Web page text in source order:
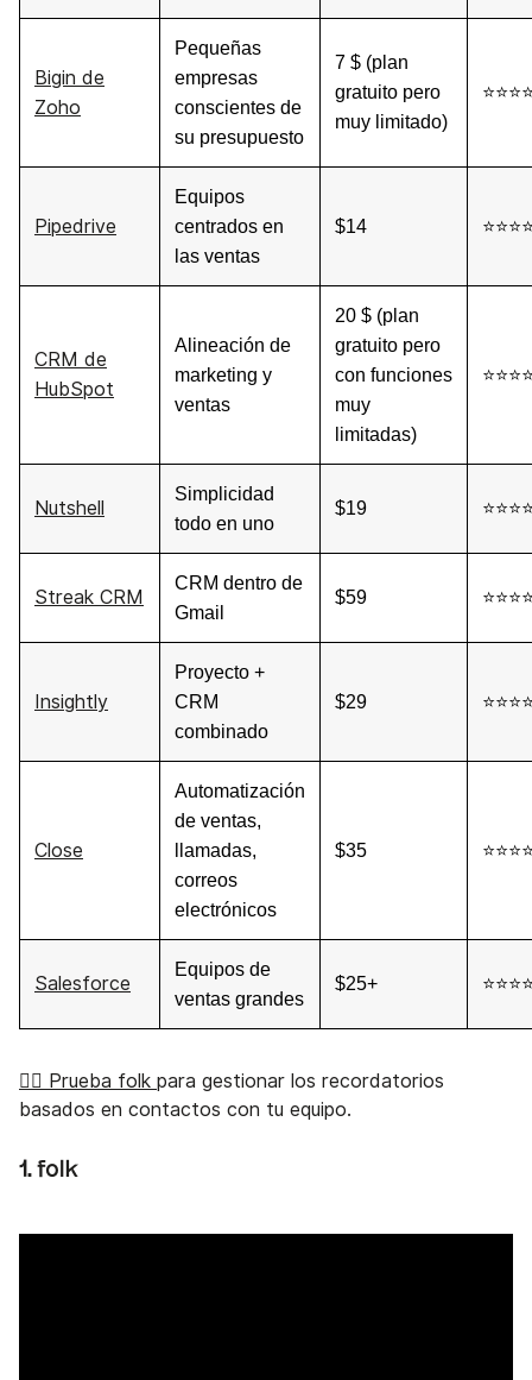
Bigin de
Zoho
Pequeñas
empresas
conscientes de
su presupuesto
7 $ (plan
gratuito pero
muy limitado)
Pipedrive
Equipos
centrados en
las ventas
$14
CRM de
HubSpot
Alineación de
marketing y
ventas
20 $ (plan
gratuito pero
con funciones
muy
limitadas)
Nutshell
Simplicidad
todo en uno
$19
Streak CRM
CRM dentro de
Gmail
$59
Insightly
Proyecto +
CRM
combinado
$29
Close
Automatización
de ventas,
llamadas,
correos
electrónicos
$35
Salesforce
Equipos de
ventas grandes
$25+
👉🏼 Prueba folk para gestionar los recordatorios
basados en contactos con tu equipo.
1. folk